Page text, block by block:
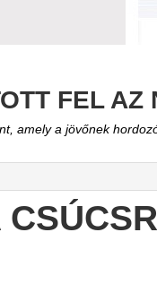
FEL
amely a jövőnek